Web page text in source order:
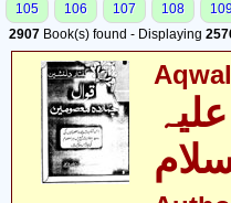
105
106 107 108
2907 Book(s) found - Displaying